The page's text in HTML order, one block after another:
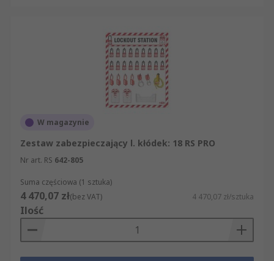
W magazynie
Zestaw zabezpieczający l. kłódek: 18 RS PRO
Nr art. RS 642-805
Suma częściowa (1 sztuka)
4 470,07 zł(bez VAT) 4 470,07 zł/sztuka
Ilość